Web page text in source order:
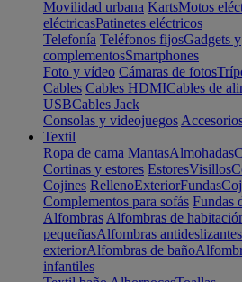
Movilidad urbana KartsMotos
eléctricasPatinetes eléctricos
Telefonía Teléfonos fijosGadgets y
complementosSmartphones
Foto y vídeo Cámaras de fotos
Cables Cables HDMICables de
USBCables Jack
Consolas y videojuegos
Textil
Ropa de cama MantasAlmohadas
Cortinas y estores EstoresVisillos
Cojines RellenoExteriorFundas
Complementos para sofás Fundas
Alfombras Alfombras de
pequeñasAlfombras antideslizantes
exteriorAlfombras de baño
infantiles